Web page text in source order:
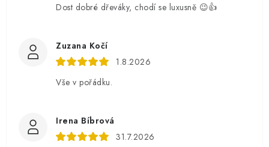
Dost dobré dřeváky, chodí se luxusně 😉👍
Zuzana Kočí
1.8.2026
Vše v pořádku.
Irena Bíbrová
31.7.2026